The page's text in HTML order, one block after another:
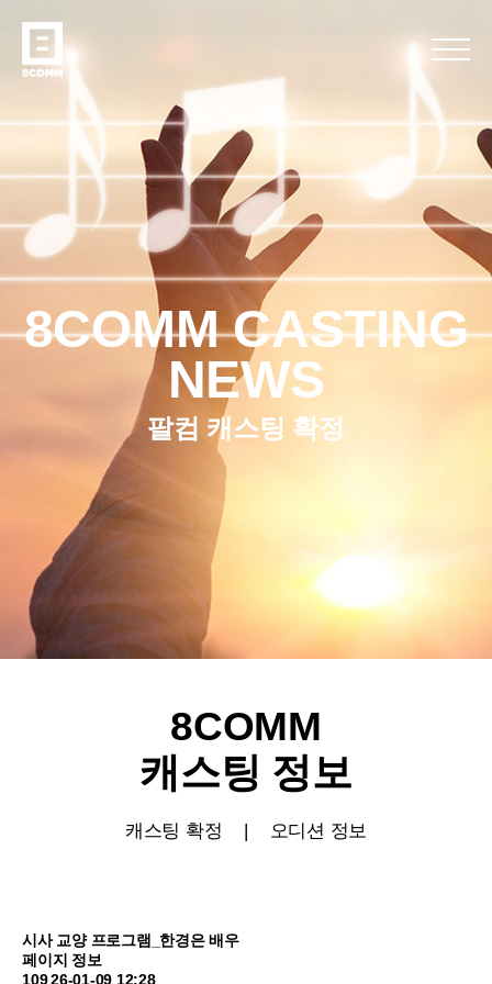
8COMM CASTING
NEWS
팔컴 캐스팅 확정
8COMM
캐스팅 정보
캐스팅 확정 | 오디션 정보
시사 교양 프로그램_한경은 배우
페이지 정보
10926-01-09 12:28